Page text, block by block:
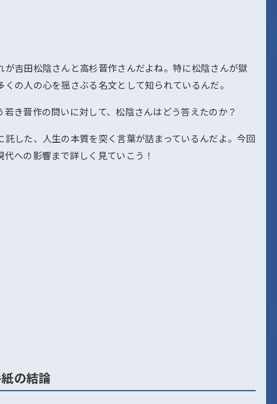
吉田松陰さんと高杉晋作さんだよね。特に松陰さんが獄
の人の心を揺さぶる名文として知られているんだ。
若き晋作の問いに対して、松陰さんはどう答えたのか？
した、人生の本質を突く言葉が詰まっているんだよ。今回
への影響まで詳しく見ていこう！
の結論